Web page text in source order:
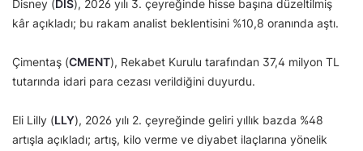
Disney (DIS), 2026 yılı 3. çeyreğinde hisse başına düzeltilmiş
kâr açıkladı; bu rakam analist beklentisini %10,8 oranında aştı.
Çimentaş (CMENT), Rekabet Kurulu tarafından 37,4 milyon TL
tutarında idari para cezası verildiğini duyurdu.
Eli Lilly (LLY), 2026 yılı 2. çeyreğinde geliri yıllık bazda %48
artışla açıkladı; artış, kilo verme ve diyabet ilaçlarına yönelik